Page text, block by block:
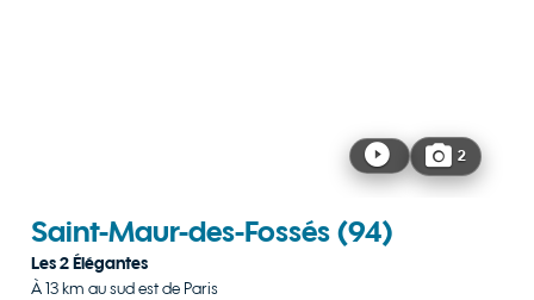
2
Saint-Maur-des-Fossés (94)
Les 2 Élégantes
À 13 km au sud est de Paris